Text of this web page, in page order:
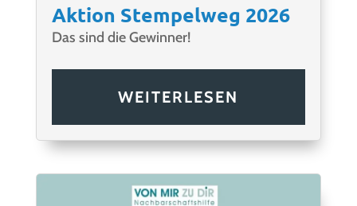
Aktion Stempelweg 2026
Das sind die Gewinner!
WEITERLESEN